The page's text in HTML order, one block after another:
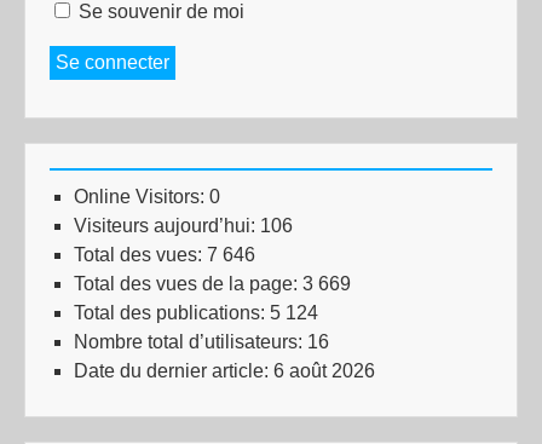
Se souvenir de moi
Se connecter
Online Visitors: 0
Visiteurs aujourd’hui: 106
Total des vues: 7 646
Total des vues de la page: 3 669
Total des publications: 5 124
Nombre total d’utilisateurs: 16
Date du dernier article: 6 août 2026